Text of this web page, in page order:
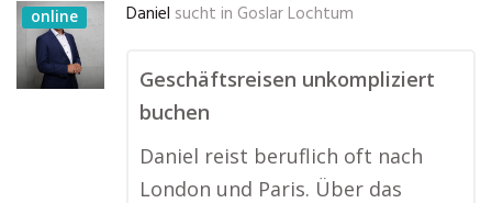
online Daniel sucht in Goslar Lochtum
Geschäftsreisen unkompliziert
buchen
Daniel reist beruflich oft nach
London und Paris. Über das